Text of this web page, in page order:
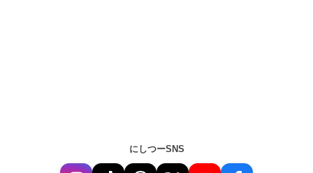
にしつーSNS